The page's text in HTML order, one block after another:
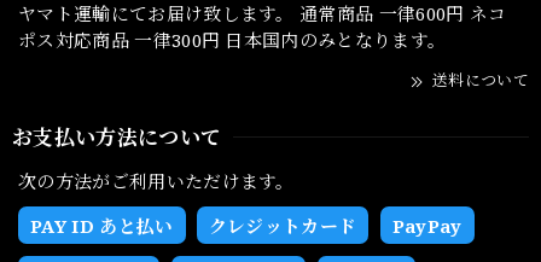
ヤマト運輸にてお届け致します。 通常商品 一律600円 ネコ
ポス対応商品 一律300円 日本国内のみとなります。
送料について
お支払い方法について
次の方法がご利用いただけます。
PAY ID あと払い
クレジットカード PayPay